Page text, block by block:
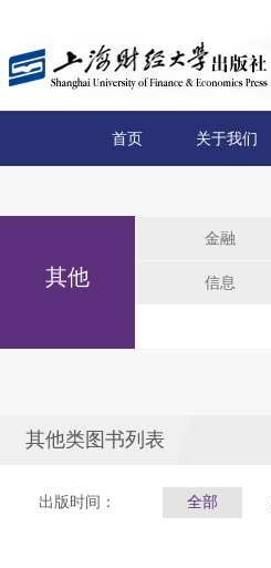
首页 关于我们
其他
金融
信息
其他类图书列表
出版时间： 全部